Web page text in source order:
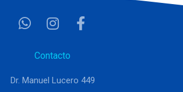
Contacto
Dr. Manuel Lucero 449